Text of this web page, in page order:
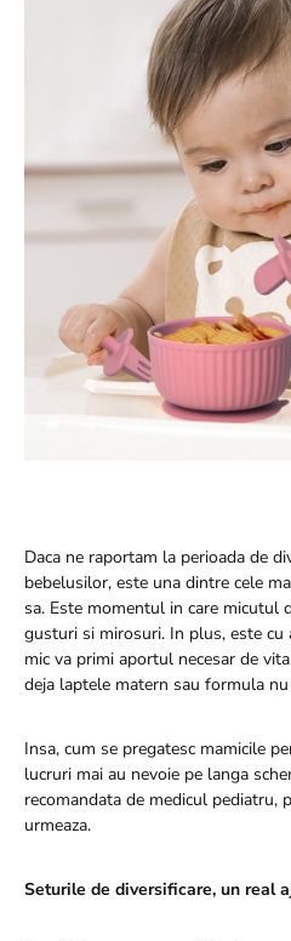
Daca ne raportam la perioada de
bebelusilor, este una dintre cele
sa. Este momentul in care micutul
gusturi si mirosuri. In plus, este
mic va primi aportul necesar de
deja laptele matern sau formula
Insa, cum se pregatesc mamicile
lucruri mai au nevoie pe langa
recomandata de medicul pediatru,
urmeaza.
Seturile de diversificare, un real